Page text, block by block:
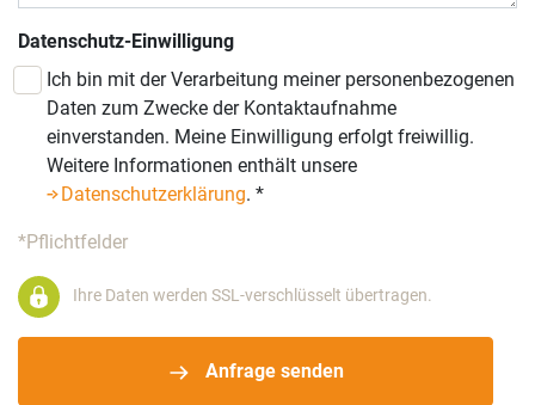
Datenschutz-Einwilligung
Ich bin mit der Verarbeitung meiner personenbezogenen
Daten zum Zwecke der Kontaktaufnahme
einverstanden. Meine Einwilligung erfolgt freiwillig.
Weitere Informationen enthält unsere
Datenschutzerklärung. *
*Pflichtfelder
Anfrage senden
Ihre Daten werden SSL-verschlüsselt übertragen.